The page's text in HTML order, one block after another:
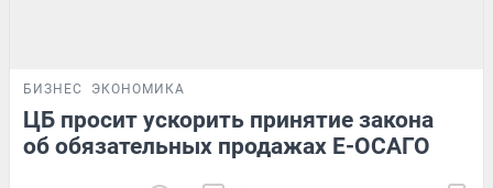
БИЗНЕС ЭКОНОМИКА
ЦБ просит ускорить принятие закона
об обязательных продажах Е-ОСАГО